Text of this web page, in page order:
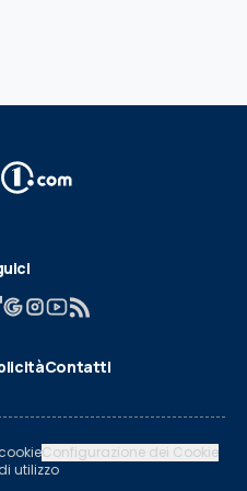
Contatti
Configurazione dei Cookie
utilizzo